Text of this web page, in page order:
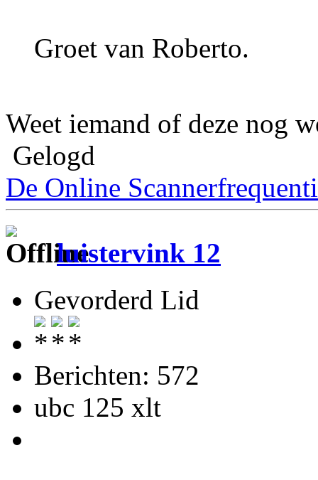
Groet van Roberto.
Weet iemand of deze nog
Gelogd
De Online
luistervink 12
Gevorderd Lid
Berichten: 572
ubc 125 xlt